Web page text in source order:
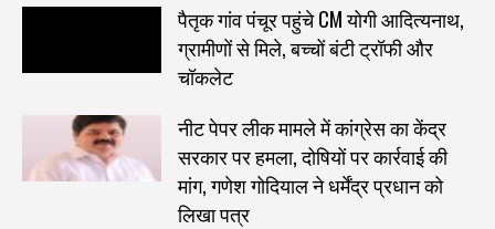
पैतृक गांव पंचूर पहुंचे CM योगी आदित्यनाथ,
ग्रामीणों से मिले, बच्चों बंटी ट्रॉफी और
चॉकलेट
नीट पेपर लीक मामले में कांग्रेस का केंद्र
सरकार पर हमला, दोषियों पर कार्रवाई की
मांग, गणेश गोदियाल ने धर्मेंद्र प्रधान को
लिखा पत्र